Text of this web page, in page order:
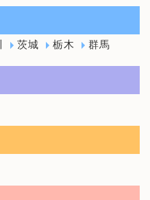
茨城 栃木 群馬